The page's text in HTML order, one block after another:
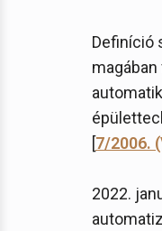
Definíció
[7/2006.
2022.